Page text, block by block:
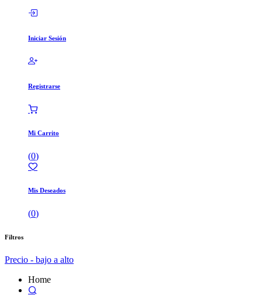
Iniciar Sesión
Registrarse
Mi Carrito
(0)
Mis Deseados
(0)
Filtros
Precio - bajo a alto
Home